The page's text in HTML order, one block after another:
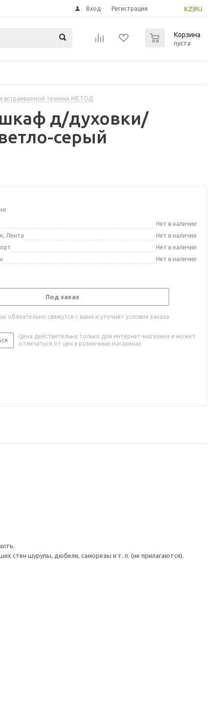
KZ RU
Вход Регистрация
Корзина
пуста
встраиваемой техники МЕТОД
шкаф д/духовки/
серый
Нет в наличии
Лента
Нет в наличии
Нет в наличии
Нет в наличии
Под заказ
обязательно свяжутся с вами и уточнят условия заказа
Цена действительна только для интернет-магазина и может
отличаться от цен в розничных магазинах
стен шурупы, дюбели, саморезы и т. п. (не прилагаются).